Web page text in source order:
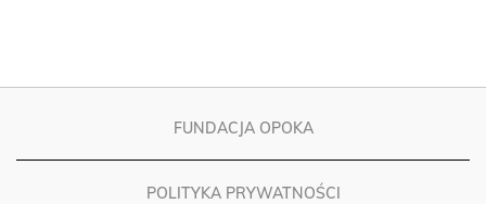
FUNDACJA OPOKA
POLITYKA PRYWATNOŚCI